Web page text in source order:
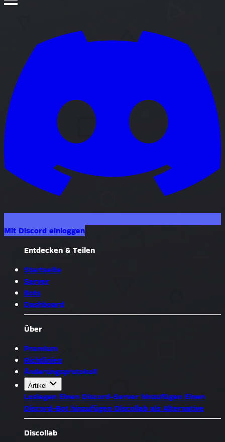
Mit Discord einloggen
Entdecken & Teilen
Startseite
Server
Bots
Dashboard
Über
Premium
Richtlinien
Änderungsprotokoll
Artikel
Loslegen Einen Discord-Server hinzufügen Einen
Discord-Bot hinzufügen Discollab als Alternative
Discollab